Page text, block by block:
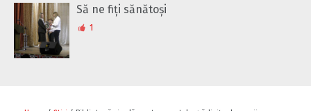
Să ne fiți sănătoși
1